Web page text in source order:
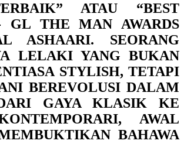
ATAU “BEST
GL THE MAN AWARDS
ASHAARI. SEORANG
LELAKI YANG BUKAN
STYLISH, TETAPI
BEREVOLUSI DALAM
GAYA KLASIK KE
AWAL
BAHAWA